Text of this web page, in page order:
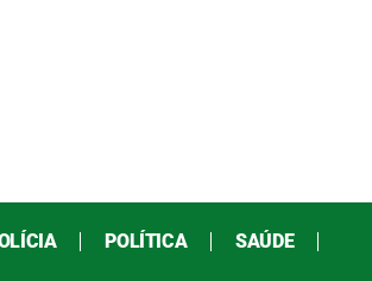
POLÍTICA SAÚDE